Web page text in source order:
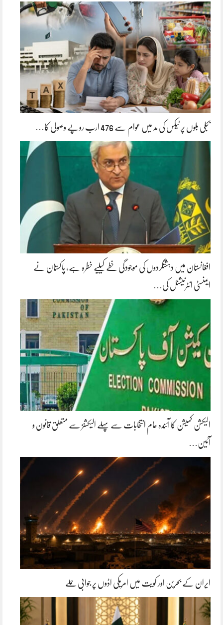
بجلی بلوں پر ٹیکس کی مد میں عوام سے 476 ارب روپے وصولی کا…
افغانستان میں دہشتگردوں کی موجودگی خطے کیلیے خطرہ ہے، پاکستان نے
ایمنسٹی انٹرنیشنل کی…
الیکشن کمیشن کا آئندہ عام انتخابات سے پہلے الیکشنز سے متعلق قانون و
آئین…
ایران کے بحرین اور کویت میں امریکی اڈوں پر جوابی حملے